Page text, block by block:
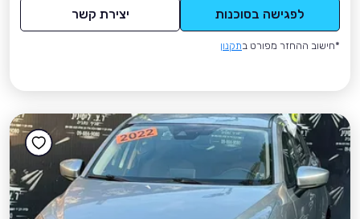
לפגישה בסוכנות יצירת קשר
*חישוב ההחזר מפורט בתקנון